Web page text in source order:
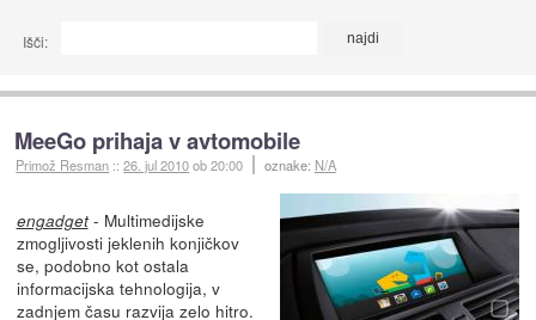
Išči:
MeeGo prihaja v avtomobile
Primož Resman ::26. jul 2010ob 20:00 oznake: N/A
engadget- Multimedijske
zmogljivosti jeklenih konjičkov
se, podobno kot ostala
informacijska tehnologija, v
zadnjem času razvija zelo hitro.